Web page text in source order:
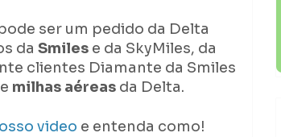
ser um pedido da Delta
da Smiles e da SkyMiles, da
clientes Diamante da Smiles
milhas aéreas da Delta.
video e entenda como!